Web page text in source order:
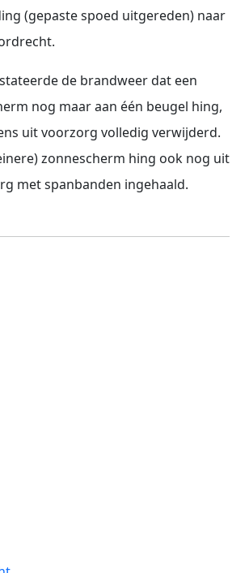
(gepaste spoed uitgereden) naar
de brandweer dat een
nog maar aan één beugel hing,
uit voorzorg volledig verwijderd.
zonnescherm hing ook nog uit
met spanbanden ingehaald.